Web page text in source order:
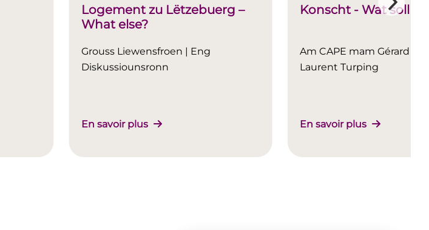
Logement zu Lëtzebuerg –
What else?
Grouss Liewensfroen | Eng
Diskussiounsronn
En savoir plus
Konscht - Wat soll
Am CAPE mam Gérard
Laurent Turping
En savoir plus